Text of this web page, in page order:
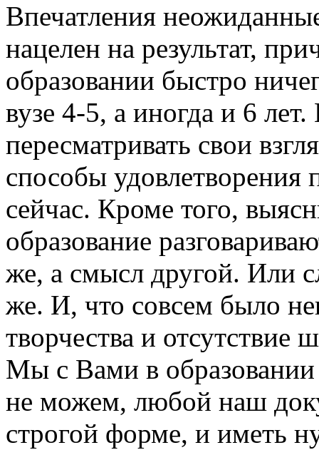
Впечатления
нацелен на результат,
образовании быстро
вузе 4-5, а иногда и 6
пересматривать свои
способы удовлетворения
сейчас. Кроме того,
образование
же, а смысл другой. Или
же. И, что совсем было
творчества и
Мы с Вами в образовании
не можем, любой наш
строгой форме, и иметь